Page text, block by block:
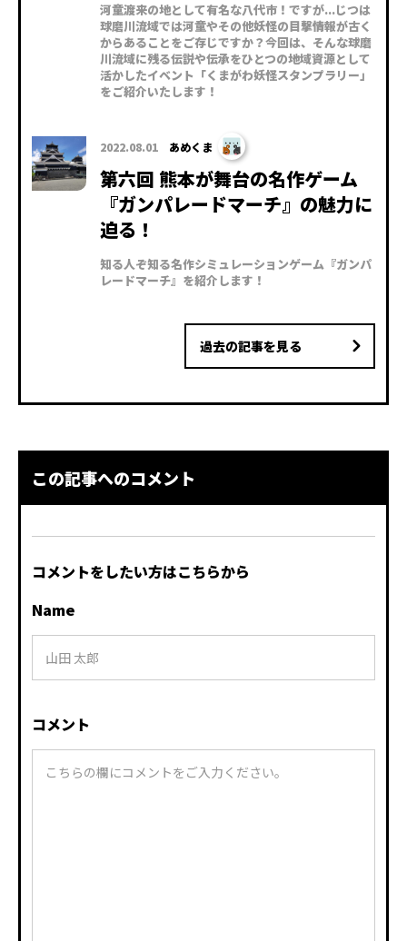
河童渡来の地として有名な八代市！ですが...じつは
球磨川流域では河童やその他妖怪の目撃情報が古く
からあることをご存じですか？今回は、そんな球磨
川流域に残る伝説や伝承をひとつの地域資源として
活かしたイベント「くまがわ妖怪スタンプラリー」
をご紹介いたします！
2022.08.01 あめくま
第六回 熊本が舞台の名作ゲーム
『ガンパレードマーチ』の魅力に
迫る！
知る人ぞ知る名作シミュレーションゲーム『ガンパ
レードマーチ』を紹介します！
過去の記事を見る
この記事へのコメント
コメントをしたい方はこちらから
コメント
Name